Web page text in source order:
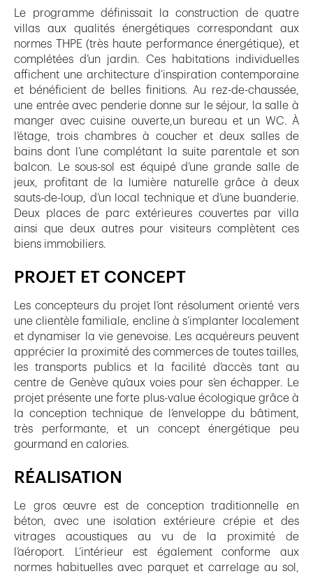
Le programme définissait la construction de quatre
villas aux qualités énergétiques correspondant aux
normes THPE (très haute performance énergétique), et
complétées d’un jardin. Ces habitations individuelles
affichent une architecture d’inspiration contemporaine
et bénéficient de belles finitions. Au rez-de-chaussée,
une entrée avec penderie donne sur le séjour, la salle à
manger avec cuisine ouverte,un bureau et un WC. À
l’étage, trois chambres à coucher et deux salles de
bains dont l’une complétant la suite parentale et son
balcon. Le sous-sol est équipé d’une grande salle de
jeux, profitant de la lumière naturelle grâce à deux
sauts-de-loup, d’un local technique et d’une buanderie.
Deux places de parc extérieures couvertes par villa
ainsi que deux autres pour visiteurs complètent ces
biens immobiliers.
PROJET ET CONCEPT
Les concepteurs du projet l’ont résolument orienté vers
une clientèle familiale, encline à s’implanter localement
et dynamiser la vie genevoise. Les acquéreurs peuvent
apprécier la proximité des commerces de toutes tailles,
les transports publics et la facilité d’accès tant au
centre de Genève qu’aux voies pour s’en échapper. Le
projet présente une forte plus-value écologique grâce à
la conception technique de l’enveloppe du bâtiment,
très performante, et un concept énergétique peu
gourmand en calories.
RÉALISATION
Le gros œuvre est de conception traditionnelle en
béton, avec une isolation extérieure crépie et des
vitrages acoustiques au vu de la proximité de
l’aéroport. L’intérieur est également conforme aux
normes habituelles avec parquet et carrelage au sol,